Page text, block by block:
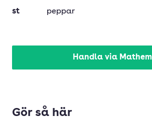
st
peppar
Handla via Mathem
Gör så här